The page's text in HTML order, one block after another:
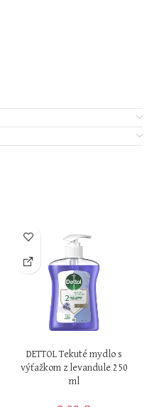
DETTOL Tekuté mydlo s
výťažkom z levandule 250
ml